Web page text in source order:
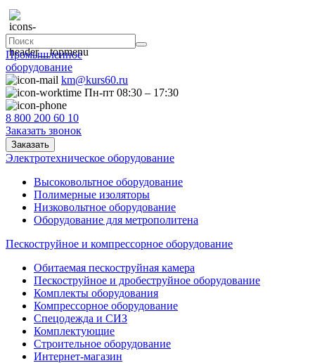
Промышленное
оборудование
km@kurs60.ru
Пн-пт 08:30 – 17:30
8 800 200 60 10
Заказать звонок
Заказать
Электротехническое оборудование
Высоковольтное оборудование
Полимерные изоляторы
Низковольтное оборудование
Оборудование для метрополитена
Пескоструйное и компрессорное оборудование
Обитаемая пескоструйная камера
Пескоструйное и дробеструйное оборудование
Комплекты оборудования
Компрессорное оборудование
Спецодежда и СИЗ
Комплектующие
Строительное оборудование
Интернет-магазин